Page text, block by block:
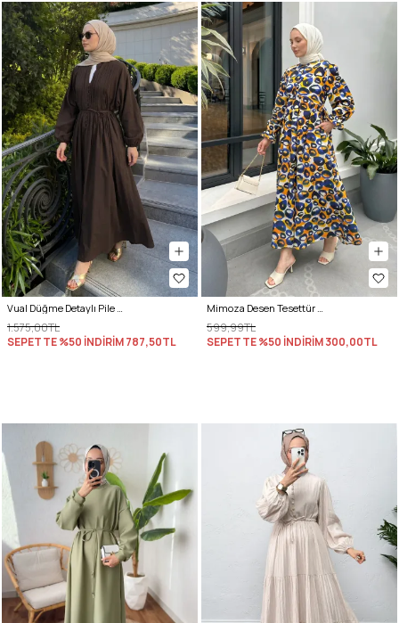
Vual Düğme Detaylı Pile Elbise 5007 - ACI KAHVE
1.575,00TL
SEPETTE %50 İNDİRİM787,50TL
Mimoza Desen Tesettür Elbise 2328 - LACİVERT
599,99TL
SEPETTE %50 İNDİRİM300,00TL